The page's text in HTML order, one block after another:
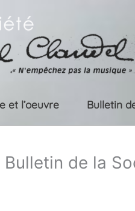
et l’oeuvre Bulletin
de la